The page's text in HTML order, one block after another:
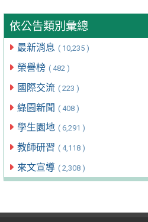
依公告類別彙總
最新消息 ( 10,235 )
榮譽榜 ( 482 )
國際交流 ( 223 )
綠園新聞 ( 408 )
學生園地 ( 6,291 )
教師研習 ( 4,118 )
來文宣導 ( 2,308 )